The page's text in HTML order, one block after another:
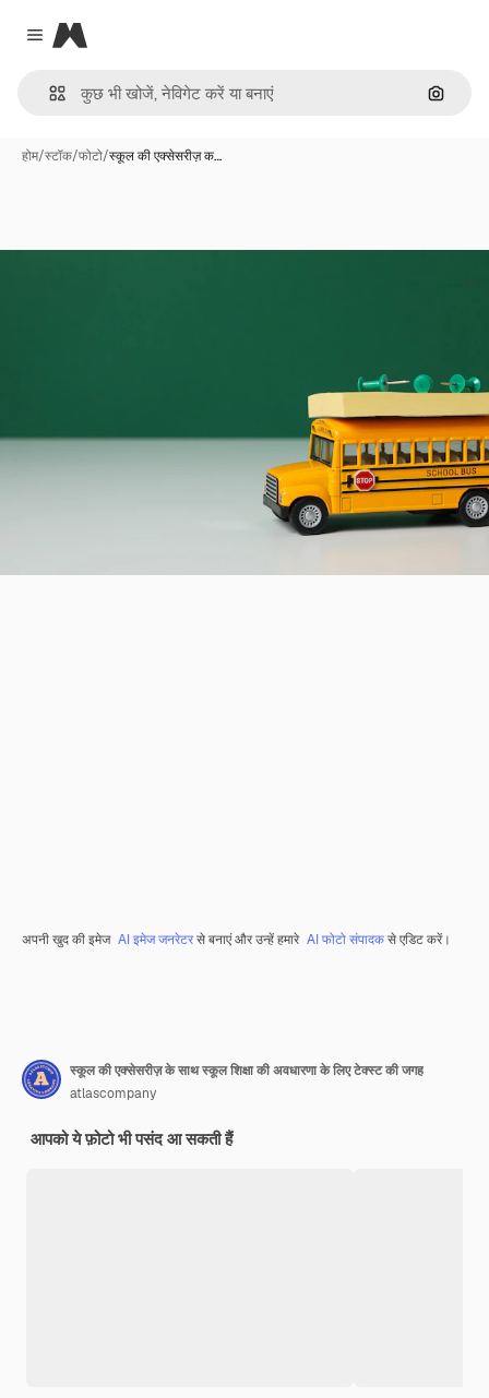
Close menu
Magnific
इमेज से
होम/स्टॉक/फोटो/स्कूल की एक्सेसरीज़ क…
अपनी खुद की इमेज AI इमेज जनरेटरसे बनाएं और उन्हें हमारे AI फोटो संपादकसे एडिट करें।
स्कूल की एक्सेसरीज़ के साथ स्कूल शिक्षा की अवधारणा के लिए टेक्स्ट की जगह
atlascompany
आपको ये फ़ोटो भी पसंद आ सकती हैं